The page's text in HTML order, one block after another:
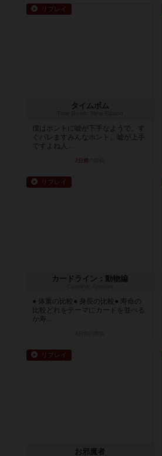
リプレイ
タイムボム
僕はホントに嘘が下手なようで、す
ぐバレますみんなホント、嘘が上手
ですよね人...
2日前
リプレイ
カードライン：動物編
● 体重の比較● 身長の比較● 寿命の
比較どれをテーマにカードを並べる
か寿...
リプレイ
お邪魔者